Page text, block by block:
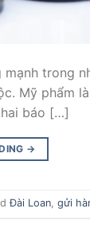
trong
Mỹ phẩm
báo […]
→
Đài Loan, gửi